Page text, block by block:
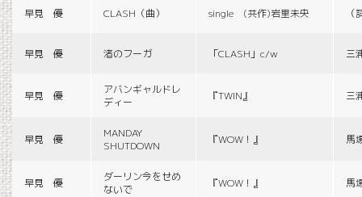
早見 優 CLASH（曲） single (共作)岩里未央
早見 優 渚のフーガ 「CLASH」c/w 三
早見 優
アバンギャルドレ
ディー
『TWIN』 三
早見 優
MANDAY
SHUTDOWN
『WOW！』 馬
早見 優
ダーリン今をせめ
ないで
『WOW！』 馬